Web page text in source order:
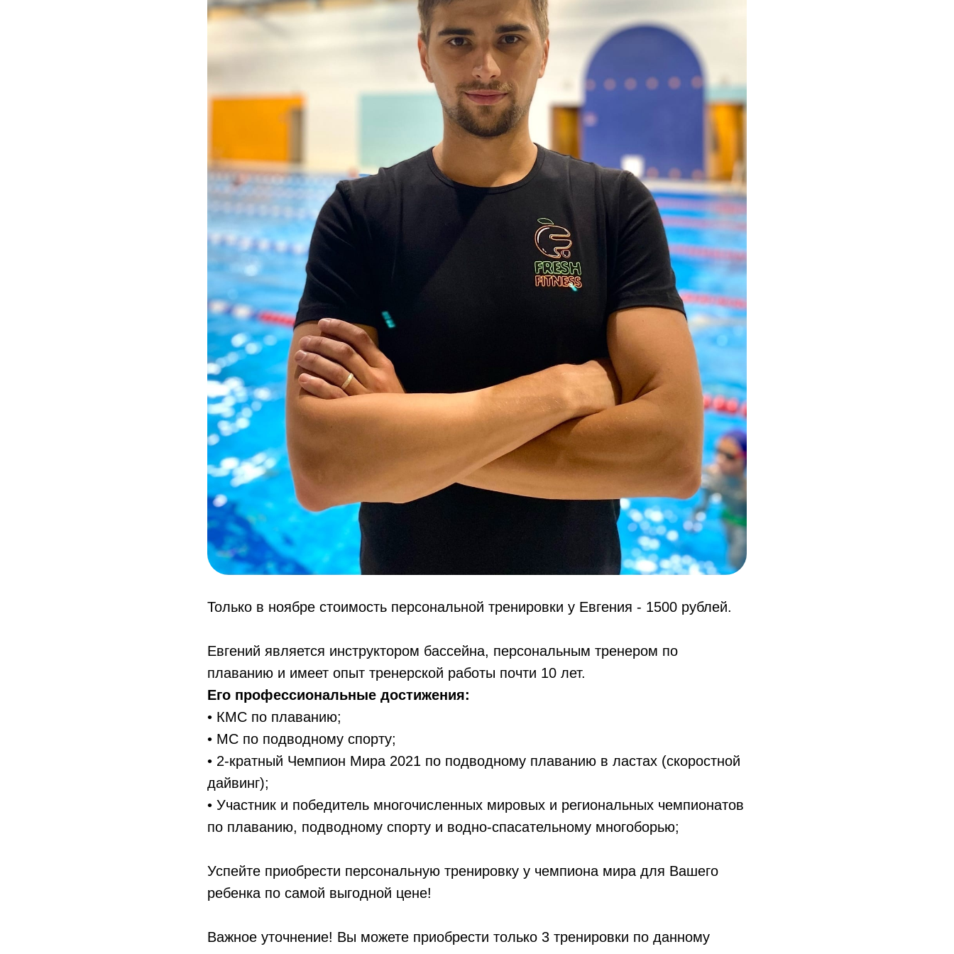
Только в ноябре стоимость персональной тренировки у Евгения - 1500 рублей.
Евгений является инструктором бассейна, персональным тренером по
плаванию и имеет опыт тренерской работы почти 10 лет.
Его профессиональные достижения:
• КМС по плаванию;
• МС по подводному спорту;
• 2-кратный Чемпион Мира 2021 по подводному плаванию в ластах (скоростной
дайвинг);
• Участник и победитель многочисленных мировых и региональных чемпионатов
по плаванию, подводному спорту и водно-спасательному многоборью;
Успейте приобрести персональную тренировку у чемпиона мира для Вашего
ребенка по самой выгодной цене!
Важное уточнение! Вы можете приобрести только 3 тренировки по данному